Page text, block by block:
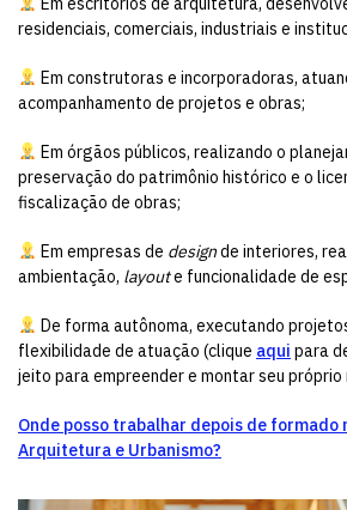
residenciais, comerciais, industriais e
Em construtoras e incorporadoras,
acompanhamento de projetos e obras;
Em órgãos públicos, realizando o
preservação do patrimônio histórico e o
fiscalização de obras;
Em empresas de designde interiores,
ambientação, layoute funcionalidade de
De forma autônoma, executando
flexibilidade de atuação (clique aqui para
jeito para empreender e montar seu próprio
Onde posso trabalhar depois de formado
Arquitetura e Urbanismo?